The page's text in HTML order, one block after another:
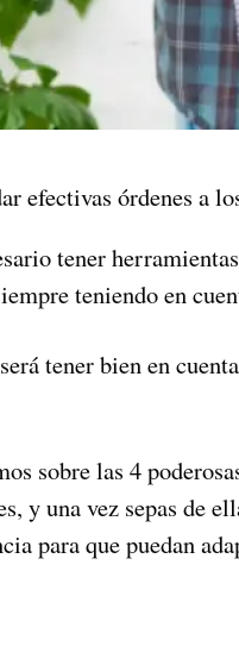
efectivas órdenes a
tener
teniendo en
tener bien en
sobre las 4
y una vez sepas de
para que puedan